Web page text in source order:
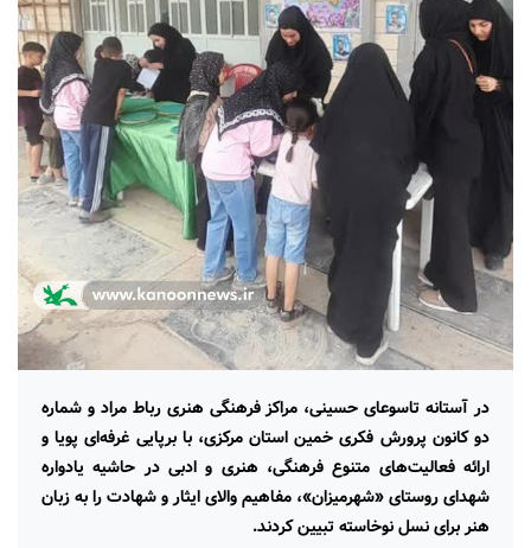
در آستانه تاسوعای حسینی، مراکز فرهنگی هنری رباط مراد و شماره
دو کانون پرورش فکری خمین استان مرکزی، با برپایی غرفه‌ای پویا و
ارائه فعالیت‌های متنوع فرهنگی، هنری و ادبی در حاشیه یادواره
شهدای روستای «شهرمیزان»، مفاهیم والای ایثار و شهادت را به زبان
هنر برای نسل نوخاسته تبیین کردند.